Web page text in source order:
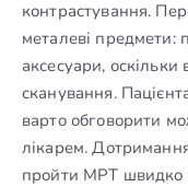
контрастування.
металеві предмети:
аксесуари,
сканування.
варто обговорити
лікарем.
пройти МРТ швидко